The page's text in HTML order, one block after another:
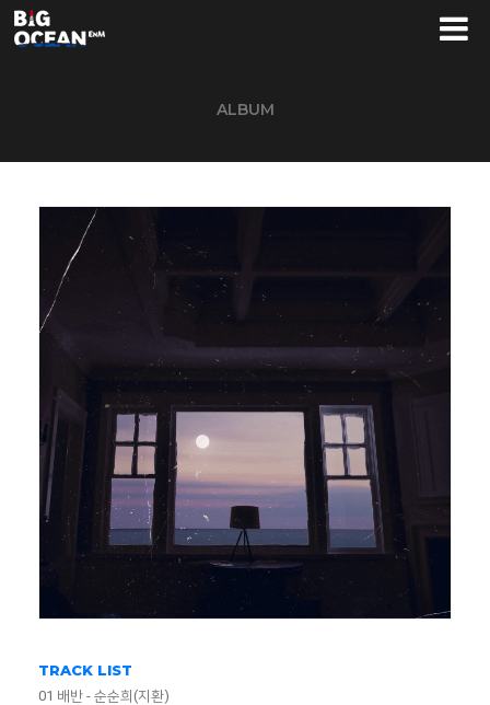
ALBUM
TRACK LIST
01 배반 - 순순희(지환)